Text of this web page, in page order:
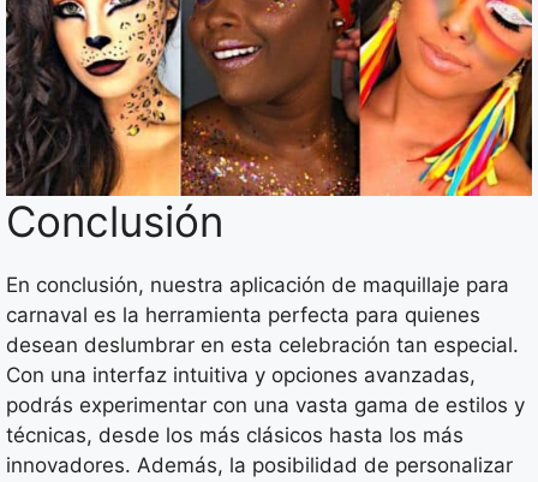
Conclusión
En conclusión, nuestra aplicación de maquillaje para
carnaval es la herramienta perfecta para quienes
desean deslumbrar en esta celebración tan especial.
Con una interfaz intuitiva y opciones avanzadas,
podrás experimentar con una vasta gama de estilos y
técnicas, desde los más clásicos hasta los más
innovadores. Además, la posibilidad de personalizar